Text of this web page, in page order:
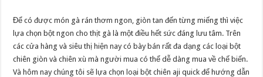
Để có được món gà rán thơm ngon, giòn tan đến từng miếng thì việc
lựa chọn bột ngon cho thịt gà là một điều hết sức đáng lưu tâm. Trên
các cửa hàng và siêu thị hiện nay có bày bán rất đa dạng các loại bột
chiên giòn và chiên xù mà người mua có thể dễ dàng mua về chế biến.
Và hôm nay chúng tôi sẽ lựa chọn loại bột chiên aji quick để hướng dẫn